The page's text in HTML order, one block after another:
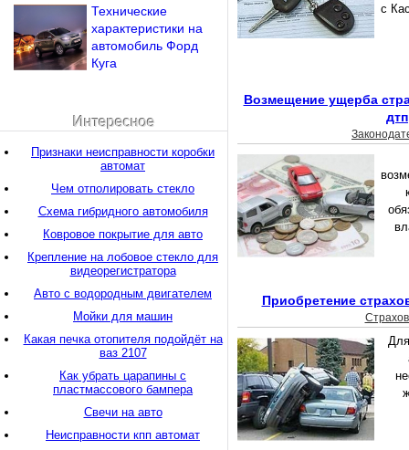
с
Возмещение ущерба
дтп
Приобретение
Технические
характеристики на
автомобиль Форд
Куга
Интересное
Признаки неисправности коробки
автомат
Чем отполировать стекло
Схема гибридного автомобиля
Ковровое покрытие для авто
Крепление на лобовое стекло для
видеорегистратора
Авто с водородным двигателем
Мойки для машин
Какая печка отопителя подойдёт на
ваз 2107
Как убрать царапины с
пластмассового бампера
Свечи на авто
Неисправности кпп автомат